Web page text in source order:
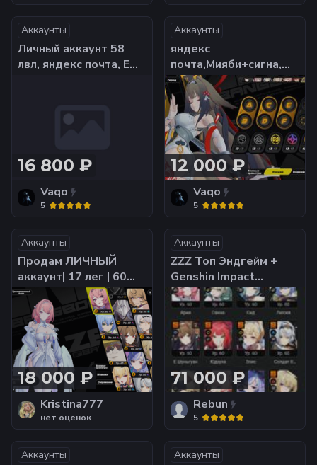
Аккаунты
Личный аккаунт 58
лвл, яндекс почта, Е
16 800 ₽
Vaqo
5
Аккаунты
яндекс
м2+сигна,Ремиэлла
м2+сигна, 17
легендарок 263 ивент
круток
12 000 ₽
Vaqo
5
Аккаунты
Продам ЛИЧНЫЙ
аккаунт| 17 лег | 60
ранг | Европа | 288
ивент крутки
18 000 ₽
Kristina777
нет оценок
Аккаунты
​ZZZ Топ Эндгейм +
Genshin Impact
(Фурина C3, Шилонен
C5) | Личный аккаунт |
Отзывы
71 000 ₽
Rebun
5
Аккаунты Аккаунты